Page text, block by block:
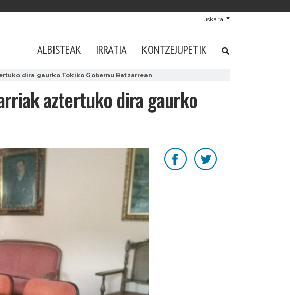
Euskara
ALBISTEAK IRRATIA KONTZEJUPETIK
dira gaurko Tokiko Gobernu Batzarrean
aztertuko dira gaurko